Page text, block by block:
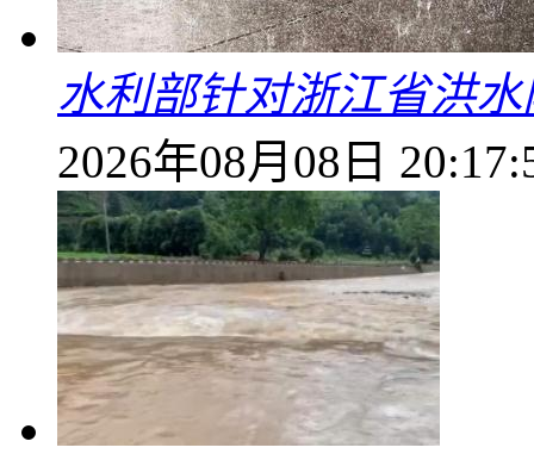
水利部针对浙江省洪
2026年08月08日